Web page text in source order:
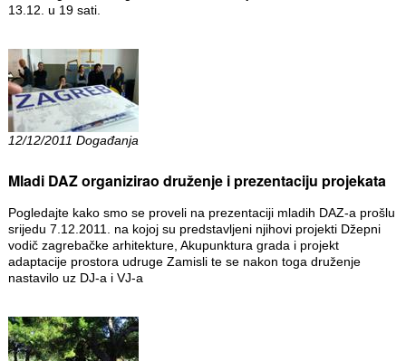
13.12. u 19 sati.
12/12/2011 Događanja
Mladi DAZ organizirao druženje i prezentaciju projekata
Pogledajte kako smo se proveli na prezentaciji mladih DAZ-a prošlu
srijedu 7.12.2011. na kojoj su predstavljeni njihovi projekti Džepni
vodič zagrebačke arhitekture, Akupunktura grada i projekt
adaptacije prostora udruge Zamisli te se nakon toga druženje
nastavilo uz DJ-a i VJ-a